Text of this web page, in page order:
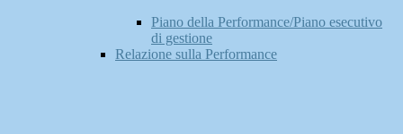
Piano della Performance/Piano esecutivo
di gestione
Relazione sulla Performance